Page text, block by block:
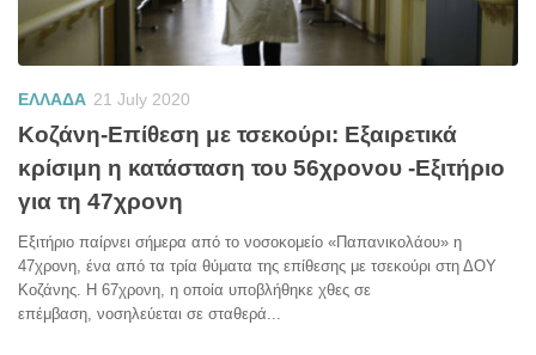
ΕΛΛΑΔΑ 21 July 2020
Κοζάνη-Επίθεση με τσεκούρι: Εξαιρετικά
κρίσιμη η κατάσταση του 56χρονου -Εξιτήριο
για τη 47χρονη
Εξιτήριο παίρνει σήμερα από το νοσοκομείο «Παπανικολάου» η
47χρονη, ένα από τα τρία θύματα της επίθεσης με τσεκούρι στη ΔΟΥ
Κοζάνης. Η 67χρονη, η οποία υποβλήθηκε χθες σε
επέμβαση, νοσηλεύεται σε σταθερά...